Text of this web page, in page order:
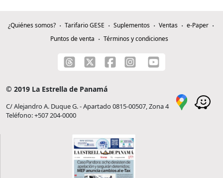
¿Quiénes somos? Tarifario GESE Suplementos Ventas
e-Paper
Puntos de venta
Términos y condiciones
© 2019 La Estrella de Panamá
C/ Alejandro A. Duque G. - Apartado 0815-00507, Zona 4
Teléfono: +507 204-0000